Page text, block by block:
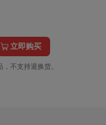
立即购买
不支持退换货。